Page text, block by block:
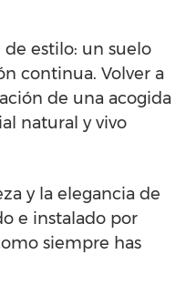
estilo: un suelo
continua. Volver a
de una acogida
natural y vivo
y la elegancia de
e instalado por
siempre has